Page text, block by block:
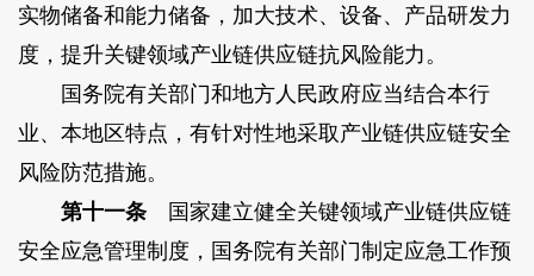
实物储备和能力储备，加大技术、设备、产品研发力
度，提升关键领域产业链供应链抗风险能力。
国务院有关部门和地方人民政府应当结合本行
业、本地区特点，有针对性地采取产业链供应链安全
风险防范措施。
第十一条国家建立健全关键领域产业链供应链
安全应急管理制度，国务院有关部门制定应急工作预